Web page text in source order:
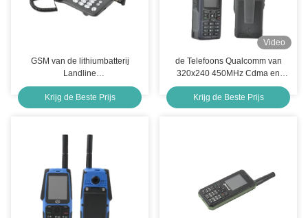
GSM van de lithiumbatterij
Landline
Telefoonidentiteitskaart Radiale
1000mAh-Handen Vrije
Landline Telefoon
Krijg de Beste Prijs
Video
de Telefoons Qualcomm van
320x240 450MHz Cdma en
Gsm Dubbel Sim Card Phone
Krijg de Beste Prijs